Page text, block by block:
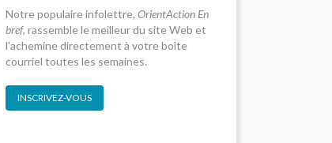
Notre populaire infolettre, OrientAction En
bref, rassemble le meilleur du site Web et
l'achemine directement à votre boîte
courriel toutes les semaines.
INSCRIVEZ-VOUS